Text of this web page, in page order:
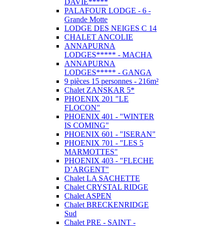
DAVIE*****
PALAFOUR LODGE - 6 -
Grande Motte
LODGE DES NEIGES C 14
CHALET ANCOLIE
ANNAPURNA
LODGES***** - MACHA
ANNAPURNA
LODGES***** - GANGA
9 pièces 15 personnes - 216m²
Chalet ZANSKAR 5*
PHOENIX 201 "LE
FLOCON"
PHOENIX 401 - "WINTER
IS COMING"
PHOENIX 601 - "ISERAN"
PHOENIX 701 - "LES 5
MARMOTTES"
PHOENIX 403 - "FLECHE
D’ARGENT"
Chalet LA SACHETTE
Chalet CRYSTAL RIDGE
Chalet ASPEN
Chalet BRECKENRIDGE
Sud
Chalet PRE - SAINT -